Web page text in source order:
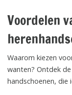
Voordelen
Waarom kiezen
wanten? Ontdek
handschoenen, die